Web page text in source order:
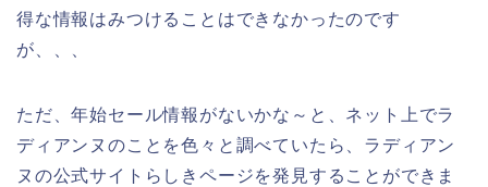
得な情報はみつけることはできなかったのです
が、、、
ただ、年始セール情報がないかな～と、ネット上でラ
ディアンヌのことを色々と調べていたら、ラディアン
ヌの公式サイトらしきページを発見することができま